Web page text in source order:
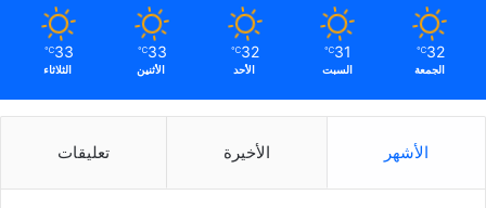
32
℃
الجمعة
31
℃
السبت
32
℃
الأحد
33
℃
الأثنين
33
℃
الثلاثاء
الأشهر الأخيرة تعليقات